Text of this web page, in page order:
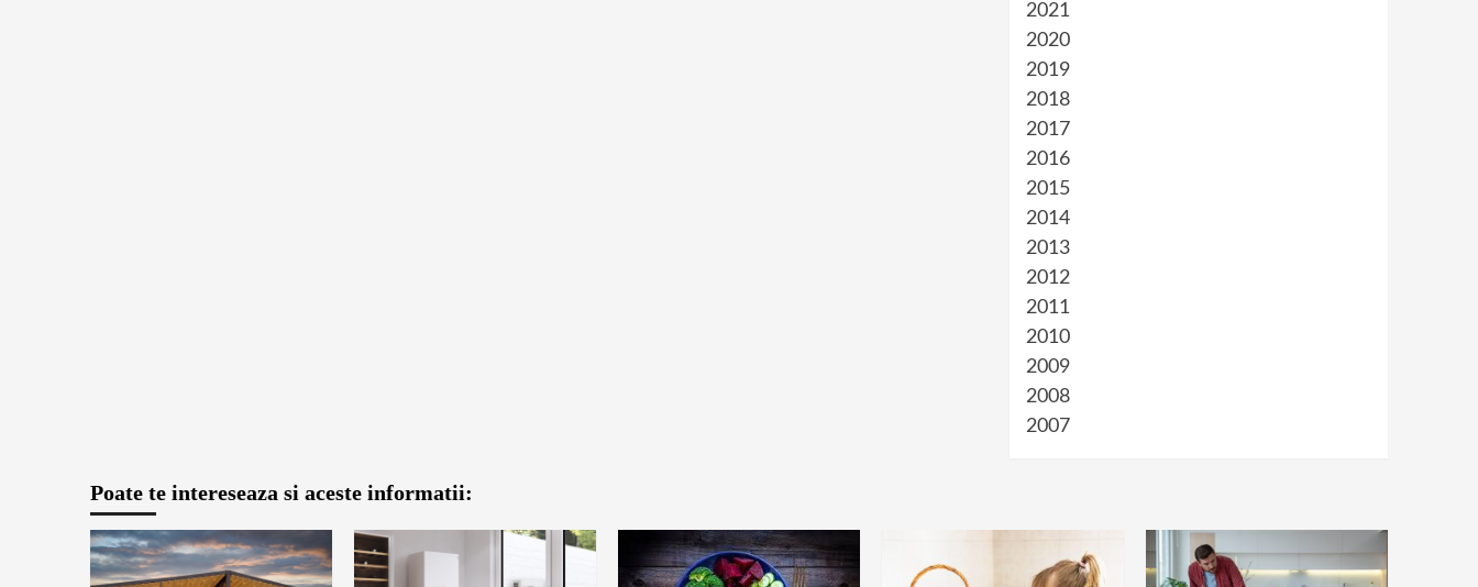
2021
2020
2019
2018
2017
2016
2015
2014
2013
2012
2011
2010
2009
2008
2007
Poate te intereseaza si aceste informatii: